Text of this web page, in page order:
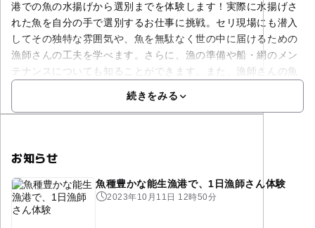
港での魚の水揚げから選別までを体験します！実際に水揚げさ
れた魚を自分の手で選別するお仕事に挑戦。セリ現場にも潜入
してその独特な雰囲気や、魚を無駄なく世の中に届けるための
漁師さんの工夫を学べます。さらに、漁の準備や船・網のメン
テナンスについても知ることができます。また、漁師さんの魚
続きをみる
お知らせ
魚種豊かな能生漁港で、1日漁師さん体験
2023年10月11日 12時50分